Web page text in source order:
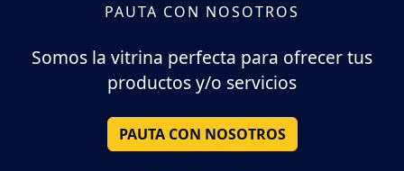
PAUTA CON NOSOTROS
Somos la vitrina perfecta para ofrecer tus
productos y/o servicios
PAUTA CON NOSOTROS